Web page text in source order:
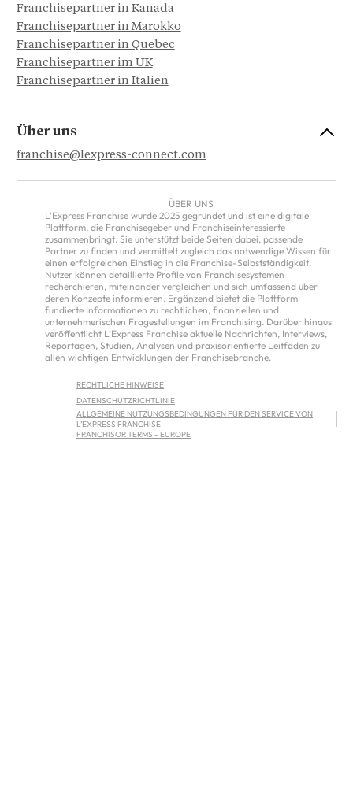
Franchisepartner in Kanada
Franchisepartner in Marokko
Franchisepartner in Quebec
Franchisepartner im UK
Franchisepartner in Italien
Über uns
franchise@lexpress-connect.com
ÜBER UNS
L’Express Franchise wurde 2025 gegründet und ist eine digitale
Plattform, die Franchisegeber und Franchiseinteressierte
zusammenbringt. Sie unterstützt beide Seiten dabei, passende
Partner zu finden und vermittelt zugleich das notwendige Wissen für
einen erfolgreichen Einstieg in die Franchise-Selbstständigkeit.
Nutzer können detaillierte Profile von Franchisesystemen
recherchieren, miteinander vergleichen und sich umfassend über
deren Konzepte informieren. Ergänzend bietet die Plattform
fundierte Informationen zu rechtlichen, finanziellen und
unternehmerischen Fragestellungen im Franchising. Darüber hinaus
veröffentlicht L’Express Franchise aktuelle Nachrichten, Interviews,
Reportagen, Studien, Analysen und praxisorientierte Leitfäden zu
allen wichtigen Entwicklungen der Franchisebranche.
RECHTLICHE HINWEISE
DATENSCHUTZRICHTLINIE
ALLGEMEINE NUTZUNGSBEDINGUNGEN FÜR DEN SERVICE VON
L’EXPRESS FRANCHISE
FRANCHISOR TERMS – EUROPE